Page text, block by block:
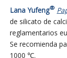
Lana Yufeng®
de silicato de
reglamentarios
Se recomienda
1000 ℃.